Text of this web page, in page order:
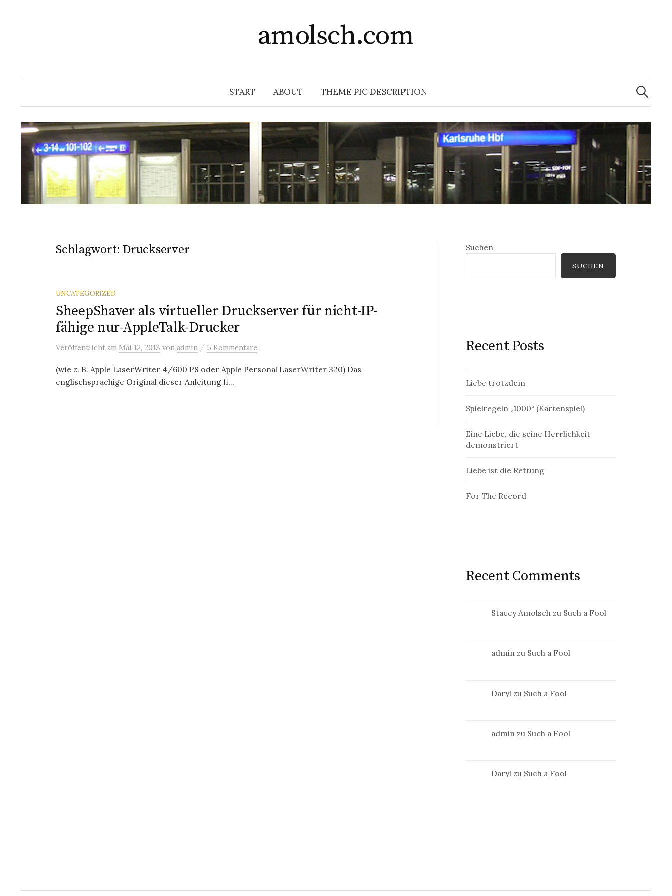
amolsch.com
START ABOUT THEME PIC DESCRIPTION
Suchen
nach:
Schlagwort: Druckserver
UNCATEGORIZED
SheepShaver als virtueller Druckserver für nicht-IP-
fähige nur-AppleTalk-Drucker
Veröffentlicht am Mai 12, 2013 von admin / 5 Kommentare
(wie z. B. Apple LaserWriter 4/600 PS oder Apple Personal LaserWriter 320) Das
englischsprachige Original dieser Anleitung fi...
Suchen
SUCHEN
Recent Posts
Liebe trotzdem
Spielregeln „1000“ (Kartenspiel)
Eine Liebe, die seine Herrlichkeit
demonstriert
Liebe ist die Rettung
For The Record
Recent Comments
Stacey Amolsch zu Such a Fool
admin zu Such a Fool
Daryl zu Such a Fool
admin zu Such a Fool
Daryl zu Such a Fool